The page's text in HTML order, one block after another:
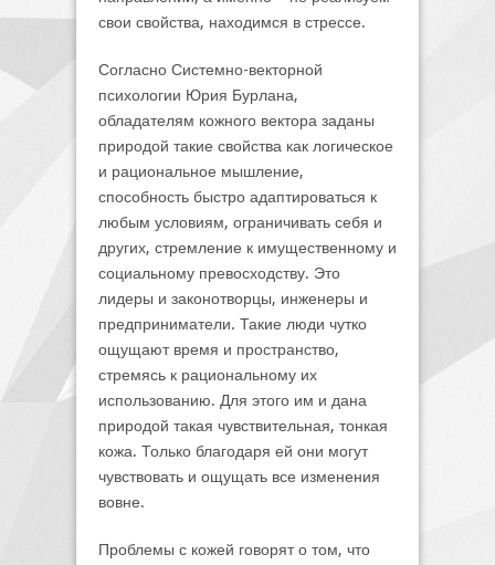
свои свойства, находимся в стрессе.
Согласно Системно-векторной
психологии Юрия Бурлана,
обладателям кожного вектора заданы
природой такие свойства как логическое
и рациональное мышление,
способность быстро адаптироваться к
любым условиям, ограничивать себя и
других, стремление к имущественному и
социальному превосходству. Это
лидеры и законотворцы, инженеры и
предприниматели. Такие люди чутко
ощущают время и пространство,
стремясь к рациональному их
использованию. Для этого им и дана
природой такая чувствительная, тонкая
кожа. Только благодаря ей они могут
чувствовать и ощущать все изменения
вовне.
Проблемы с кожей говорят о том, что